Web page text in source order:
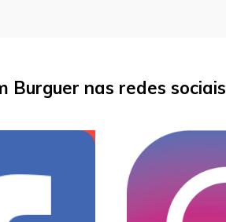
Burguer nas redes sociais